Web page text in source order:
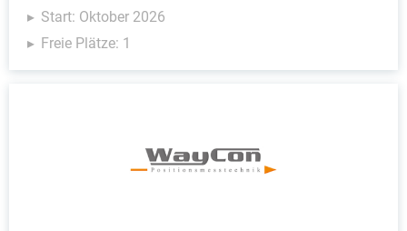
Start: Oktober 2026
Freie Plätze: 1